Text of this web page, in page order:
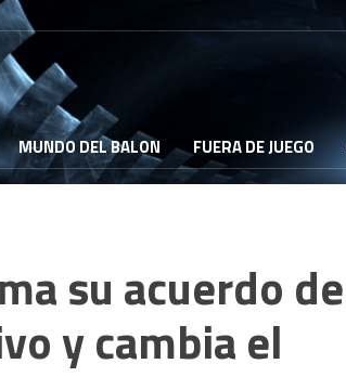
MUNDO DEL BALON FUERA DE JUEGO
su acuerdo de
y cambia el